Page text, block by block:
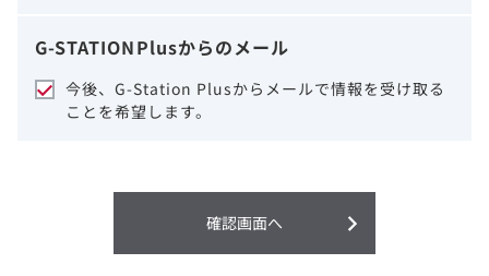
ギリアドは、本サイトのコンテンツについて
細心の注意を払い、正確かつ最新の情報を提
供するように努力をしておりますが、正確
性、確実性、妥当性、有用性、ご利用になら
利用することまたは利用できなかったことよ
り生じる損害については一切の責任を負いか
G-STATIONPlusからのメール
今後、G-Station Plusからメールで情報を受け取る
ことを希望します。
確認画面へ